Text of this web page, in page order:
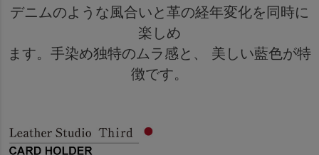
デニムのような風合いと革の経年変化を同時に
楽しめ
ます。手染め独特のムラ感と、 美しい藍色が特
徴です。